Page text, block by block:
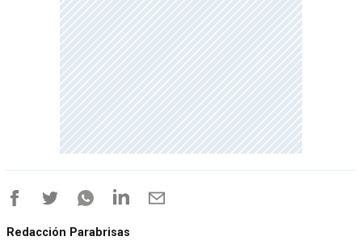
Redacción Parabrisas